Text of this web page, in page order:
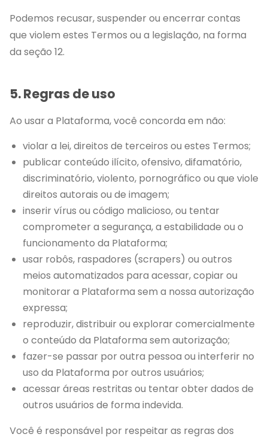
Podemos recusar, suspender ou encerrar contas
que violem estes Termos ou a legislação, na forma
da seção 12.
5. Regras de uso
Ao usar a Plataforma, você concorda em não:
violar a lei, direitos de terceiros ou estes Termos;
publicar conteúdo ilícito, ofensivo, difamatório,
discriminatório, violento, pornográfico ou que viole
direitos autorais ou de imagem;
inserir vírus ou código malicioso, ou tentar
comprometer a segurança, a estabilidade ou o
funcionamento da Plataforma;
usar robôs, raspadores (scrapers) ou outros
meios automatizados para acessar, copiar ou
monitorar a Plataforma sem a nossa autorização
expressa;
reproduzir, distribuir ou explorar comercialmente
o conteúdo da Plataforma sem autorização;
fazer-se passar por outra pessoa ou interferir no
uso da Plataforma por outros usuários;
acessar áreas restritas ou tentar obter dados de
outros usuários de forma indevida.
Você é responsável por respeitar as regras dos